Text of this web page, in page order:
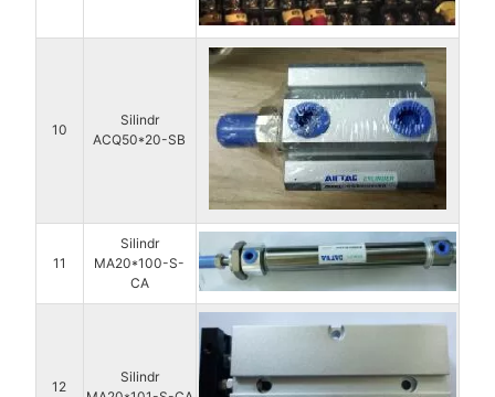
10
Silindr
ACQ50*20-SB
11
Silindr
MA20*100-S-
CA
12
Silindr